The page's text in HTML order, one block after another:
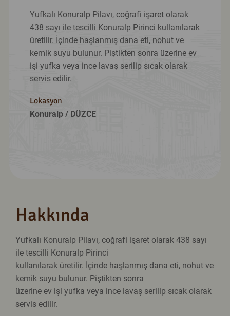
Yufkalı Konuralp Pilavı, coğrafi işaret olarak
438 sayı ile tescilli Konuralp Pirinci kullanılarak
üretilir. İçinde haşlanmış dana eti, nohut ve
kemik suyu bulunur. Piştikten sonra üzerine ev
işi yufka veya ince lavaş serilip sıcak olarak
servis edilir.
Lokasyon
Konuralp / DÜZCE
Hakkında
Yufkalı Konuralp Pilavı, coğrafi işaret olarak 438 sayı
ile tescilli Konuralp Pirinci
kullanılarak üretilir. İçinde haşlanmış dana eti, nohut ve
kemik suyu bulunur. Piştikten sonra
üzerine ev işi yufka veya ince lavaş serilip sıcak olarak
servis edilir.